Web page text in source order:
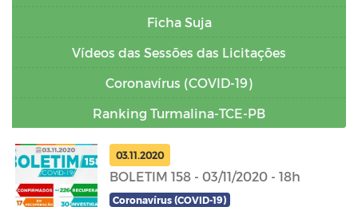
Ficha Suja
Vídeos das Sessões das Licitações
Coronavírus (COVID-19)
Ranking Turmalina-TCE-PB
03.11.2020
BOLETIM 158 - 03/11/2020 - 18h
Coronavírus (COVID-19)